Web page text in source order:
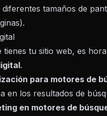
diferentes tamaños de
tienes tu sitio web, es
.
para motores de
en los resultados de
en motores de